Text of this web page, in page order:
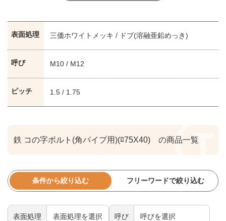
表面処理 三価ホワイトメッキ / ドブ(溶融亜鉛めっき)
呼び M10 / M12
ピッチ 1.5 / 1.75
鉄 コの字ボルト(角パイプ用)(ﾛ75X40) の商品一覧
条件から絞り込む フリーワードで絞り込む
表面処理 呼び